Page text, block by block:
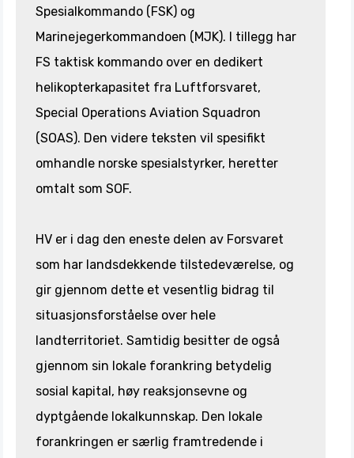
Spesialkommando (FSK) og
Marinejegerkommandoen (MJK). I tillegg har
FS taktisk kommando over en dedikert
helikopterkapasitet fra Luftforsvaret,
Special Operations Aviation Squadron
(SOAS). Den videre teksten vil spesifikt
omhandle norske spesialstyrker, heretter
omtalt som SOF.
HV er i dag den eneste delen av Forsvaret
som har landsdekkende tilstedeværelse, og
gir gjennom dette et vesentlig bidrag til
situasjonsforståelse over hele
landterritoriet. Samtidig besitter de også
gjennom sin lokale forankring betydelig
sosial kapital, høy reaksjonsevne og
dyptgående lokalkunnskap. Den lokale
forankringen er særlig framtredende i